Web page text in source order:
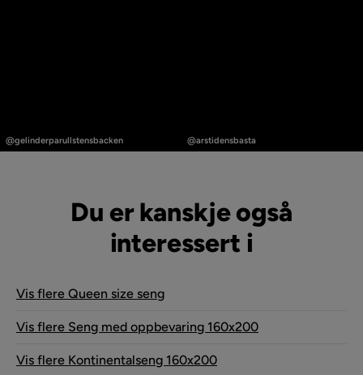
publisert
@gelinderparullstensbacken
publisert
@arstidensbasta
Du er kanskje også
interessert i
Vis flere Queen size seng
Vis flere Seng med oppbevaring 160x200
Vis flere Kontinentalseng 160x200